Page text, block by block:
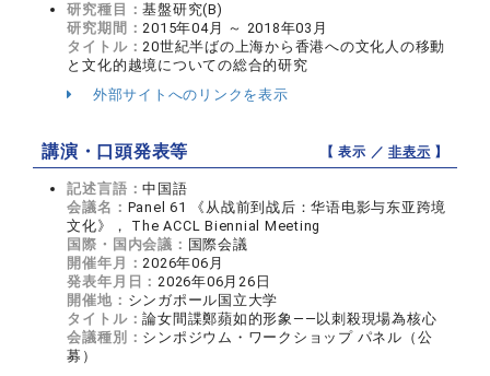
研究種目：基盤研究(B)
研究期間：2015年04月 ～ 2018年03月
タイトル：20世紀半ばの上海から香港への文化人の移動
と文化的越境についての総合的研究
外部サイトへのリンクを表示
講演・口頭発表等 【 表示 ／非表示 】
記述言語：中国語
会議名： Panel 61 《从战前到战后：华语电影与东亚跨境
文化》， The ACCL Biennial Meeting
国際・国内会議： 国際会議
開催年月：2026年06月
発表年月日：2026年06月26日
開催地： シンガポール国立大学
タイトル：論女間諜鄭蘋如的形象——以刺殺現場為核心
会議種別： シンポジウム・ワークショップ パネル（公
募）